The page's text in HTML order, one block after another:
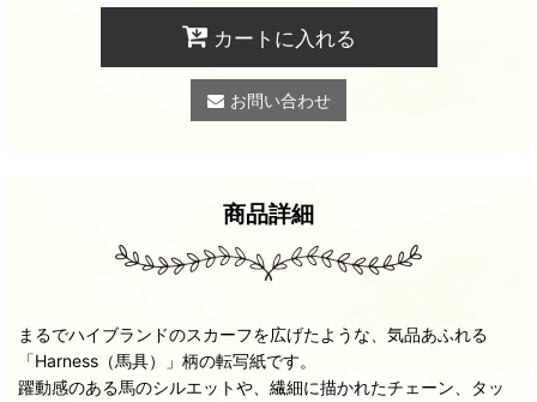
カートに入れる
お問い合わせ
商品詳細
まるでハイブランドのスカーフを広げたような、気品あふれる
「Harness（馬具）」柄の転写紙です。
躍動感のある馬のシルエットや、繊細に描かれたチェーン、タッ